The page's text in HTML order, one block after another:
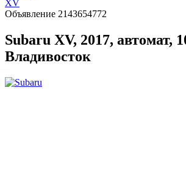
XV
Объявление 2143654772
Subaru XV, 2017, автомат,
Владивосток